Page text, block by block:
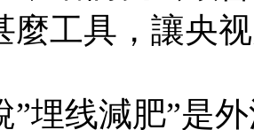
麼工具，讓央
”埋线減肥”是